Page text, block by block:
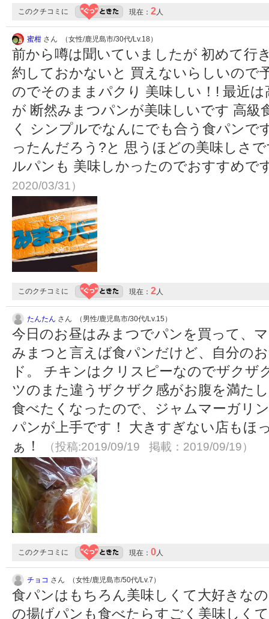
このクチコミに 現在： 2人
蜜柑 さん （女性/鹿児島市/30代/Lv.18）
前から噂は聞いていましたが 初めて行
約しておかないと 買えないらしいので
のでそのままパクり 美味しい！! 最近
が 断然みまつパンが美味しいです 高級
く シンプルでなんにでも合う食パンで
ったんだろう?と 思うほどの美味しさ
ルパンも 美味しかったのでおすすめで
2020/03/31）
このクチコミに 現在： 2人
たんたん さん （男性/鹿児島市/30代/Lv.15）
今日のお昼はみまつでパンを買って、
みまつと言えば食パンだけど、自分の
ド。 チキンはクリスピーなのでザクザ
ツのまた違うザクザク感がお腹を満た
食べたくなったので、ジャムマーガリ
パンが上手です！ 大きすぎない店もほ
ぁ！
（投稿:2019/09/19 掲載：2019/09/19）
このクチコミに 現在： 0人
チョコ さん （女性/鹿児島市/50代/Lv.7）
食パンはもちろん美味しくて大好きな
の揚げパンも食べたらすごく美味しく